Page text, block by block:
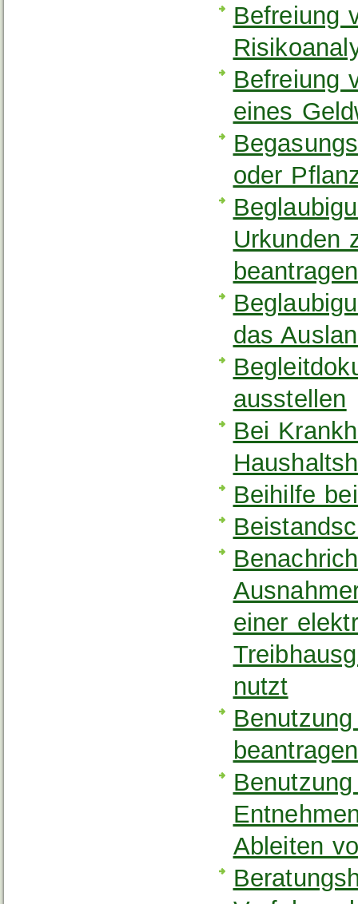
Befreiung
Befreiung
eines
oder
Urkunden
beantragen
das
ausstellen
Bei
Beihilfe
einer
nutzt
beantragen
Ableiten